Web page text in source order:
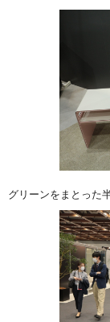
グリーンをまとった